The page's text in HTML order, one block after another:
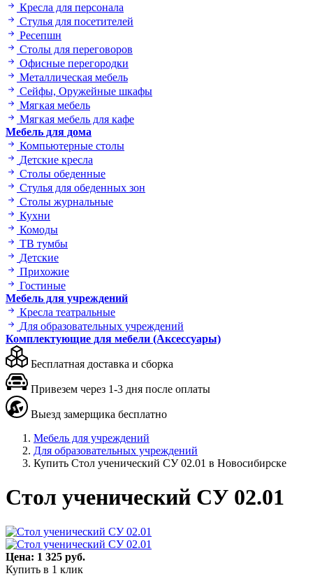
Кресла для персонала
Стулья для посетителей
Ресепшн
Столы для переговоров
Офисные перегородки
Металлическая мебель
Сейфы, Оружейные шкафы
Мягкая мебель
Мягкая мебель для кафе
Мебель для дома
Компьютерные столы
Детские кресла
Столы обеденные
Стулья для обеденных зон
Столы журнальные
Кухни
Комоды
ТВ тумбы
Детские
Прихожие
Гостиные
Мебель для учреждений
Кресла театральные
Для образовательных учреждений
Комплектующие для мебели (Аксессуары)
Бесплатная доставка и сборка
Привезем через 1-3 дня после оплаты
Выезд замерщика бесплатно
Мебель для учреждений
Для образовательных учреждений
Купить Стол ученический СУ 02.01 в Новосибирске
Стол ученический СУ 02.01
Цена: 1 325 руб.
Купить в 1 клик